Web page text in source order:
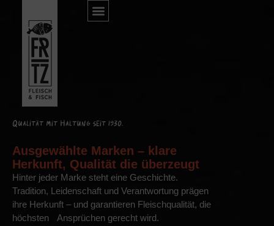
Qualität mit Haltung seit 1930.
Ausgewählte Marken – klare
Herkunft, Qualität die überzeugt
Hinter jeder Marke steht eine Geschichte.
Tradition, Leidenschaft und Verantwortung prägen
ihre Herkunft – und garantieren Fleischqualität, die
höchsten Ansprüchen gerecht wird.